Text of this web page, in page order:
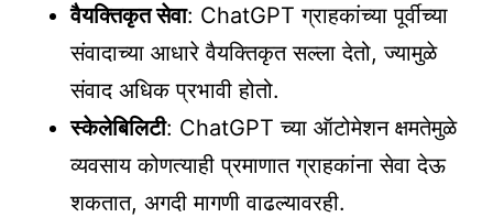
वैयक्तिकृत सेवा: ChatGPT ग्राहकांच्या पूर्वीच्या
संवादाच्या आधारे वैयक्तिकृत सल्ला देतो, ज्यामुळे
संवाद अधिक प्रभावी होतो.
स्केलेबिलिटी: ChatGPT च्या ऑटोमेशन क्षमतेमुळे
व्यवसाय कोणत्याही प्रमाणात ग्राहकांना सेवा देऊ
शकतात, अगदी मागणी वाढल्यावरही.